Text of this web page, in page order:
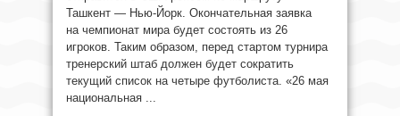
Ташкент — Нью-Йорк. Окончательная заявка
на чемпионат мира будет состоять из 26
игроков. Таким образом, перед стартом турнира
тренерский штаб должен будет сократить
текущий список на четыре футболиста. «26 мая
национальная ...